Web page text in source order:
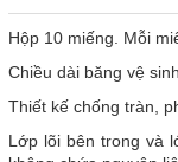
Hộp 10 miếng. Mỗi
Chiều dài băng vệ
Thiết kế chống tràn,
Lớp lõi bên trong và